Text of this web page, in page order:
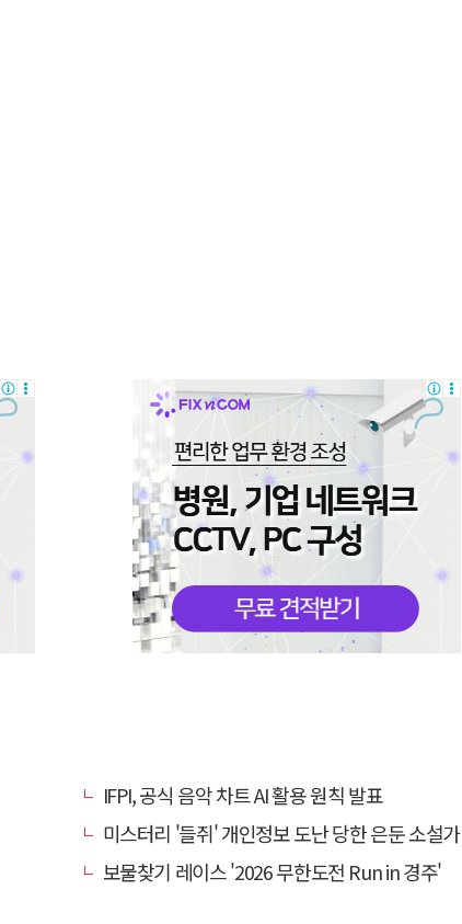
IFPI, 공식 음악 차트 AI 활용 원칙 발표
미스터리 '들쥐' 개인정보 도난 당한 은둔 소설가
보물찾기 레이스 '2026 무한도전 Run in 경주'